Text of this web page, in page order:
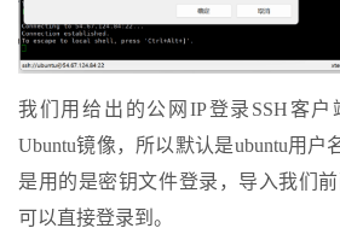
我们用给出的公网IP登录SSH客
Ubuntu镜像，所以默认是ubuntu用户
是用的是密钥文件登录，导入我们
可以直接登录到。